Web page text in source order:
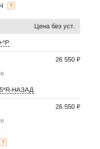
Цена без уст.
26 550 ₽
НАЗАД
26 550 ₽